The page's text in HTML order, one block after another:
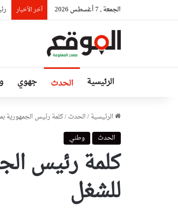
الجمعة , 7 أغسطس 2026 آخر الأخبار
الرئيسية الحدث جهوي
الرئيسية/الحدث/كلمة رئيس الجمهورية
الحدث
وطني
كلمة رئيس
للشغل